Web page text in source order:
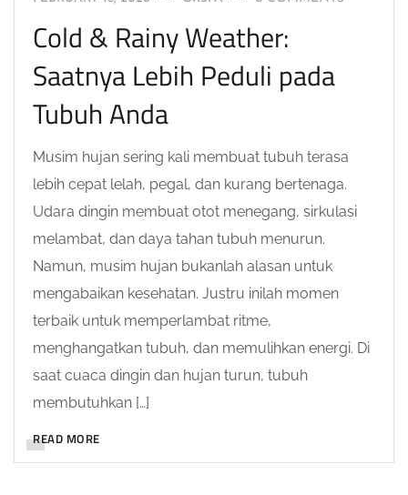
Cold & Rainy Weather:
Saatnya Lebih Peduli pada
Tubuh Anda
Musim hujan sering kali membuat tubuh terasa
lebih cepat lelah, pegal, dan kurang bertenaga.
Udara dingin membuat otot menegang, sirkulasi
melambat, dan daya tahan tubuh menurun.
Namun, musim hujan bukanlah alasan untuk
mengabaikan kesehatan. Justru inilah momen
terbaik untuk memperlambat ritme,
menghangatkan tubuh, dan memulihkan energi. Di
saat cuaca dingin dan hujan turun, tubuh
membutuhkan […]
READ MORE